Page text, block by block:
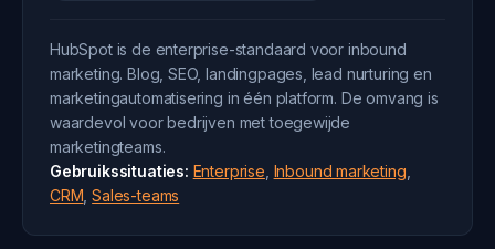
HubSpot is de enterprise-standaard voor inbound
marketing. Blog, SEO, landingpages, lead nurturing en
marketingautomatisering in één platform. De omvang is
waardevol voor bedrijven met toegewijde
marketingteams.
Gebruikssituaties: Enterprise Inbound marketing
CRM ,Sales-teams